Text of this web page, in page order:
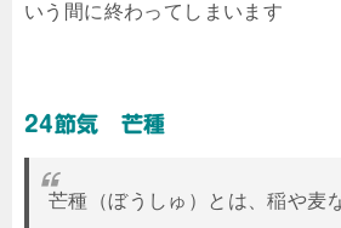
いう間に終わってしまいます
24節気 芒種
芒種（ぼうしゅ）とは、稲や麦